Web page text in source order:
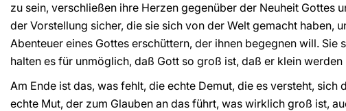
zu sein, verschließen ihre Herzen gegenüber der Neuheit Gottes
der Vorstellung sicher, die sie sich von der Welt gemacht haben,
Abenteuer eines Gottes erschüttern, der ihnen begegnen will. Sie
halten es für unmöglich, daß Gott so groß ist, daß er klein
Am Ende ist das, was fehlt, die echte Demut, die es versteht,
echte Mut, der zum Glauben an das führt, was wirklich groß ist,